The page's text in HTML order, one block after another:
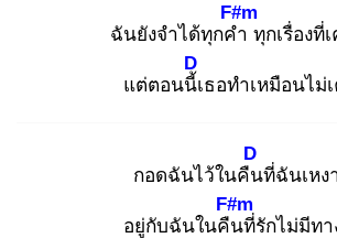
ฉันยังจำได้ทุกคำ
F#m
ทุกเรื่องที่
แต่ตอนนี้เ
D
ธอทำเหมือนไม่
กอดฉันไว้ในคืน
D
ที่ฉันเหง
อยู่กับฉันในคืน
F#m
ที่รักไม่มีทา